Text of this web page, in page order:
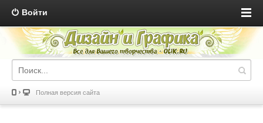
Войти
Полная версия сайта